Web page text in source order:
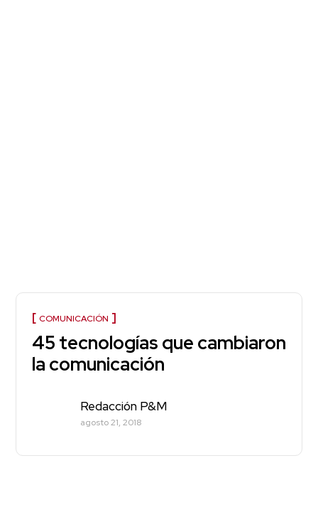
COMUNICACIÓN
45 tecnologías que cambiaron
la comunicación
Redacción P&M
agosto 21, 2018